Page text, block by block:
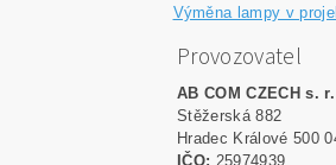
Výměna lampy v
Provozovatel
AB COM CZECH s.
Stěžerská 882
Hradec Králové 500
IČO: 25974939